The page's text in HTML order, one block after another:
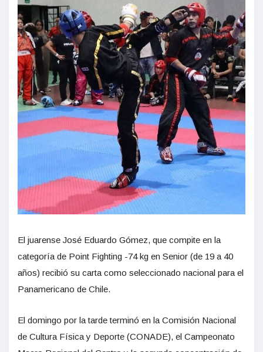
El juarense José Eduardo Gómez, que compite en la
categoría de Point Fighting -74 kg en Senior (de 19 a 40
años) recibió su carta como seleccionado nacional para el
Panamericano de Chile.
El domingo por la tarde terminó en la Comisión Nacional
de Cultura Física y Deporte (CONADE), el Campeonato